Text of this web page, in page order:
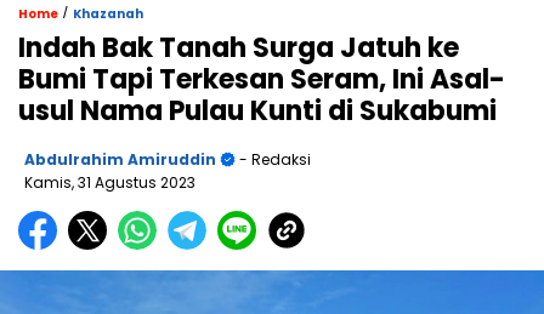
Home / Khazanah
Indah Bak Tanah Surga Jatuh ke
Bumi Tapi Terkesan Seram, Ini Asal-
usul Nama Pulau Kunti di Sukabumi
Abdulrahim Amiruddin
- Redaksi
Kamis, 31 Agustus 2023